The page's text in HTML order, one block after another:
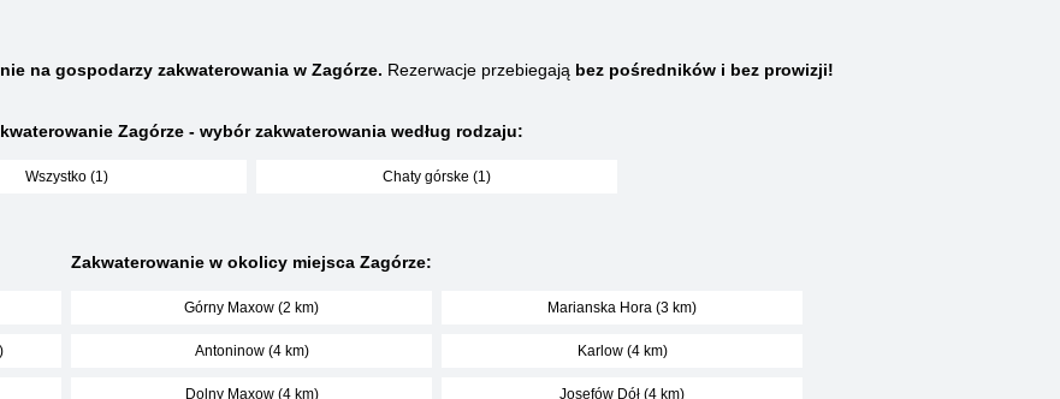
na gospodarzy zakwaterowania w Zagórze. Rezerwacje przebiegają bez pośredników i bez prowizji!
Zagórze - wybór zakwaterowania według rodzaju:
Wszystko (1) Chaty górske (1)
Zakwaterowanie w okolicy miejsca Zagórze:
Górny Maxow (2 km) Marianska Hora (3 km)
Antoninow (4 km) Karlow (4 km)
Dolny Maxow (4 km) Josefów Dół (4 km)